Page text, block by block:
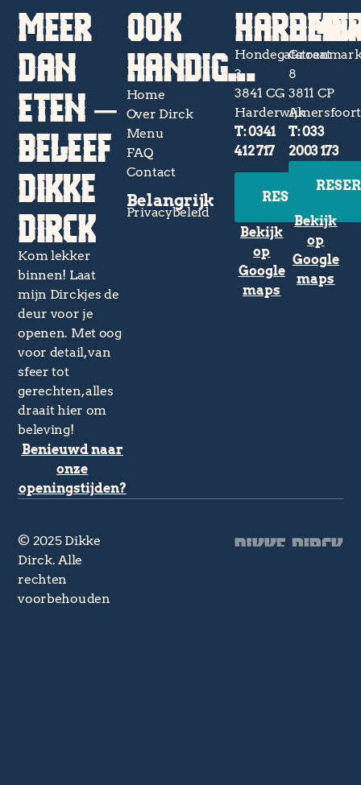
MEER
DAN
ETEN –
BELEEF
DIKKE
DIRCK
Kom lekker
binnen! Laat
mijn Dirckjes de
deur voor je
openen. Met oog
voor detail, van
sfeer tot
gerechten, alles
draait hier om
beleving!
Benieuwd naar
onze
openingstijden?
Hondegatstraat
3
3841 CG
Harderwijk
T: 0341
412 717
RESERVEREN
Bekijk
op
Google
maps
8
3811 CP
Amersfoort
T: 033
2003 173
Bekijk
op
Google
maps
OOK
HANDIG...
Home
Over Dirck
Menu
FAQ
Contact
Belangrijk
Privacybeleid
© 2025 Dikke
Dirck. Alle
rechten
voorbehouden